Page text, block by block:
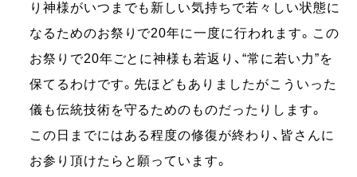
り神様がいつまでも新しい気持ちで若々しい状態に
なるためのお祭りで20年に一度に行われます。この
お祭りで20年ごとに神様も若返り、“常に若い力”を
保てるわけです。先ほどもありましたがこういった
儀も伝統技術を守るためのものだったりします。
この日までにはある程度の修復が終わり、皆さんに
お参り頂けたらと願っています。